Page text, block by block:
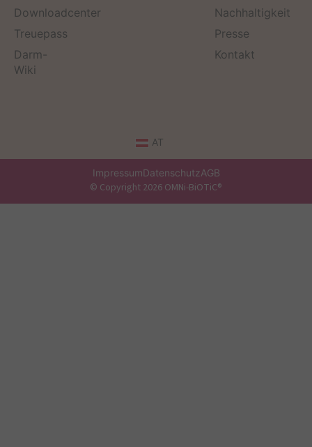
Downloadcenter
Treuepass
Darm-
Wiki
Nachhaltigkeit
Presse
Kontakt
AT
ImpressumDatenschutzAGB
© Copyright 2026 OMNi-BiOTiC®